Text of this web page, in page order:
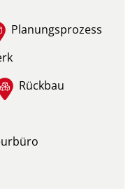
Planungsprozess
Rückbau